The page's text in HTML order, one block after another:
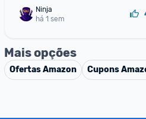
há 1 sem
Mais opções
OfertasAmazon Cupons